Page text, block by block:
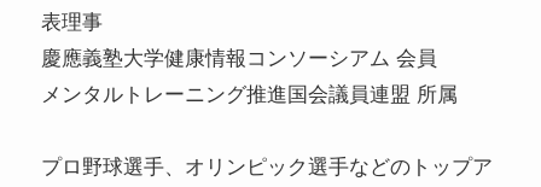
表理事
慶應義塾大学健康情報コンソーシアム 会員
メンタルトレーニング推進国会議員連盟 所属
プロ野球選手、オリンピック選手などのトップア